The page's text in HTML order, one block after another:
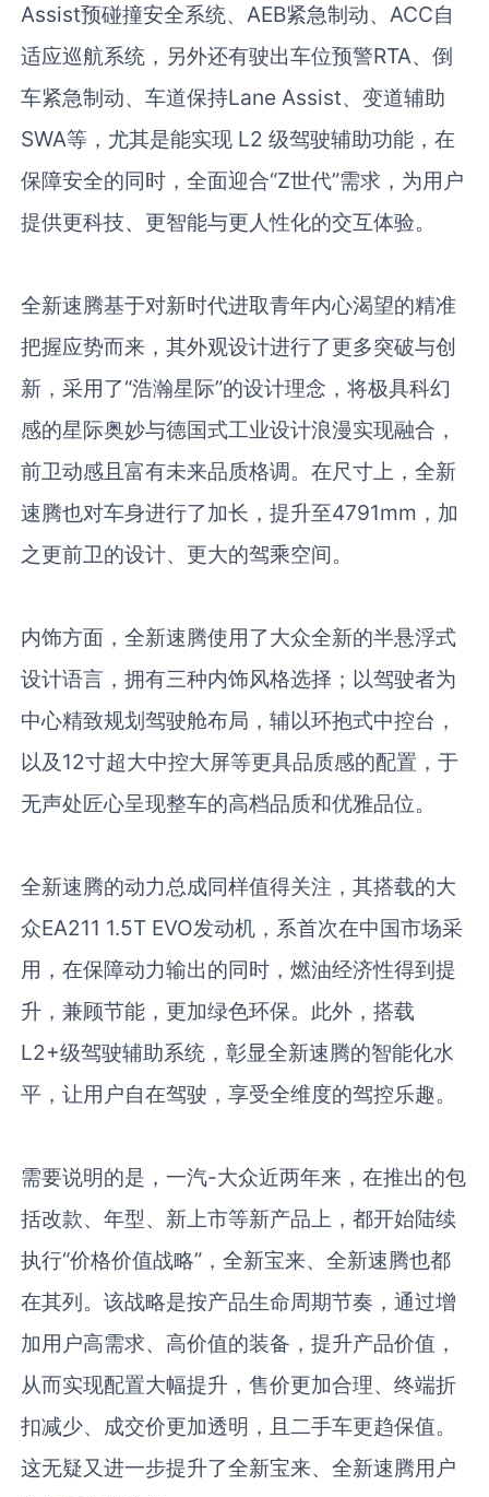
Assist预碰撞安全系统、AEB紧急制动、ACC自
适应巡航系统，另外还有驶出车位预警RTA、倒
车紧急制动、车道保持Lane Assist、变道辅助
SWA等，尤其是能实现 L2级驾驶辅助功能，在
保障安全的同时，全面迎合“Z世代”需求，为用户
提供更科技、更智能与更人性化的交互体验。
全新速腾基于对新时代进取青年内心渴望的精准
把握应势而来，其外观设计进行了更多突破与创
新，采用了“浩瀚星际”的设计理念，将极具科幻
感的星际奥妙与德国式工业设计浪漫实现融合，
前卫动感且富有未来品质格调。在尺寸上，全新
速腾也对车身进行了加长，提升至4791mm ，加
之更前卫的设计、更大的驾乘空间。
内饰方面，全新速腾使用了大众全新的半悬浮式
设计语言，拥有三种内饰风格选择；以驾驶者为
中心精致规划驾驶舱布局，辅以环抱式中控台，
以及12寸超大中控大屏等更具品质感的配置，于
无声处匠心呈现整车的高档品质和优雅品位。
全新速腾的动力总成同样值得关注，其搭载的大
众EA211 1.5T EVO发动机，系首次在中国市场采
用，在保障动力输出的同时，燃油经济性得到提
升，兼顾节能，更加绿色环保。此外，搭载
L2+级驾驶辅助系统，彰显全新速腾的智能化水
平，让用户自在驾驶，享受全维度的驾控乐趣。
需要说明的是，一汽-大众近两年来，在推出的包
括改款、年型、新上市等新产品上，都开始陆续
执行“价格价值战略”，全新宝来、全新速腾也都
在其列。该战略是按产品生命周期节奏，通过增
加用户高需求、高价值的装备，提升产品价值，
从而实现配置大幅提升，售价更加合理、终端折
扣减少、成交价更加透明，且二手车更趋保值。
这无疑又进一步提升了全新宝来、全新速腾用户